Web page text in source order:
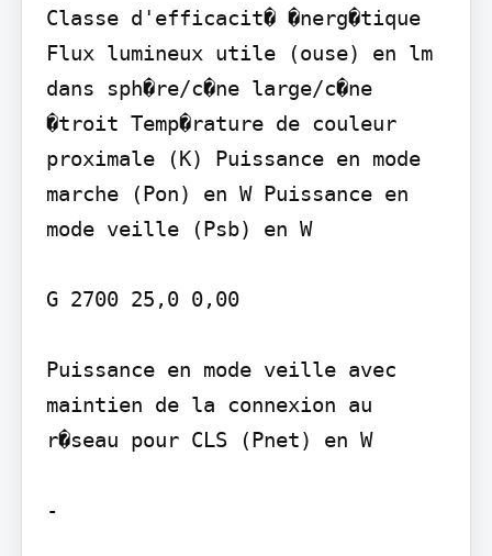
Classe d'efficacit� �nerg�tique
Flux lumineux utile (ouse) en lm
dans sph�re/c�ne large/c�ne
�troit Temp�rature de couleur
proximale (K) Puissance en mode
marche (Pon) en W Puissance en
mode veille (Psb) en W
G 2700 25,0 0,00
Puissance en mode veille avec
maintien de la connexion au
r�seau pour CLS (Pnet) en W
-